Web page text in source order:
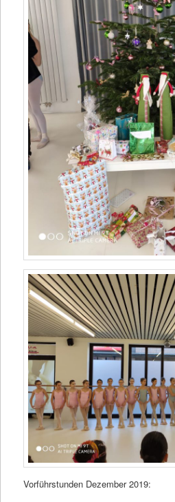
Vorführstunden Dezember 2019: